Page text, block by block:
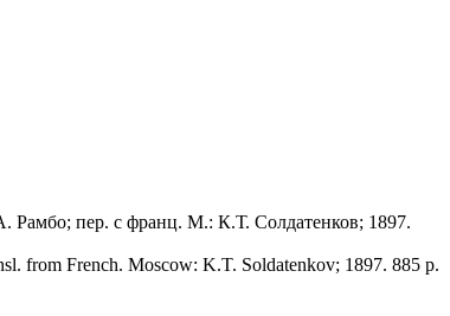
Рамбо; пер. с франц. М.: К.Т. Солдатенков; 1897.
from French. Moscow: K.T. Soldatenkov; 1897. 885 p.